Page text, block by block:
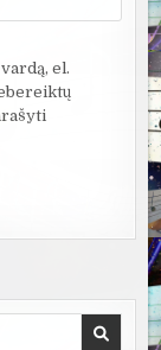
el.